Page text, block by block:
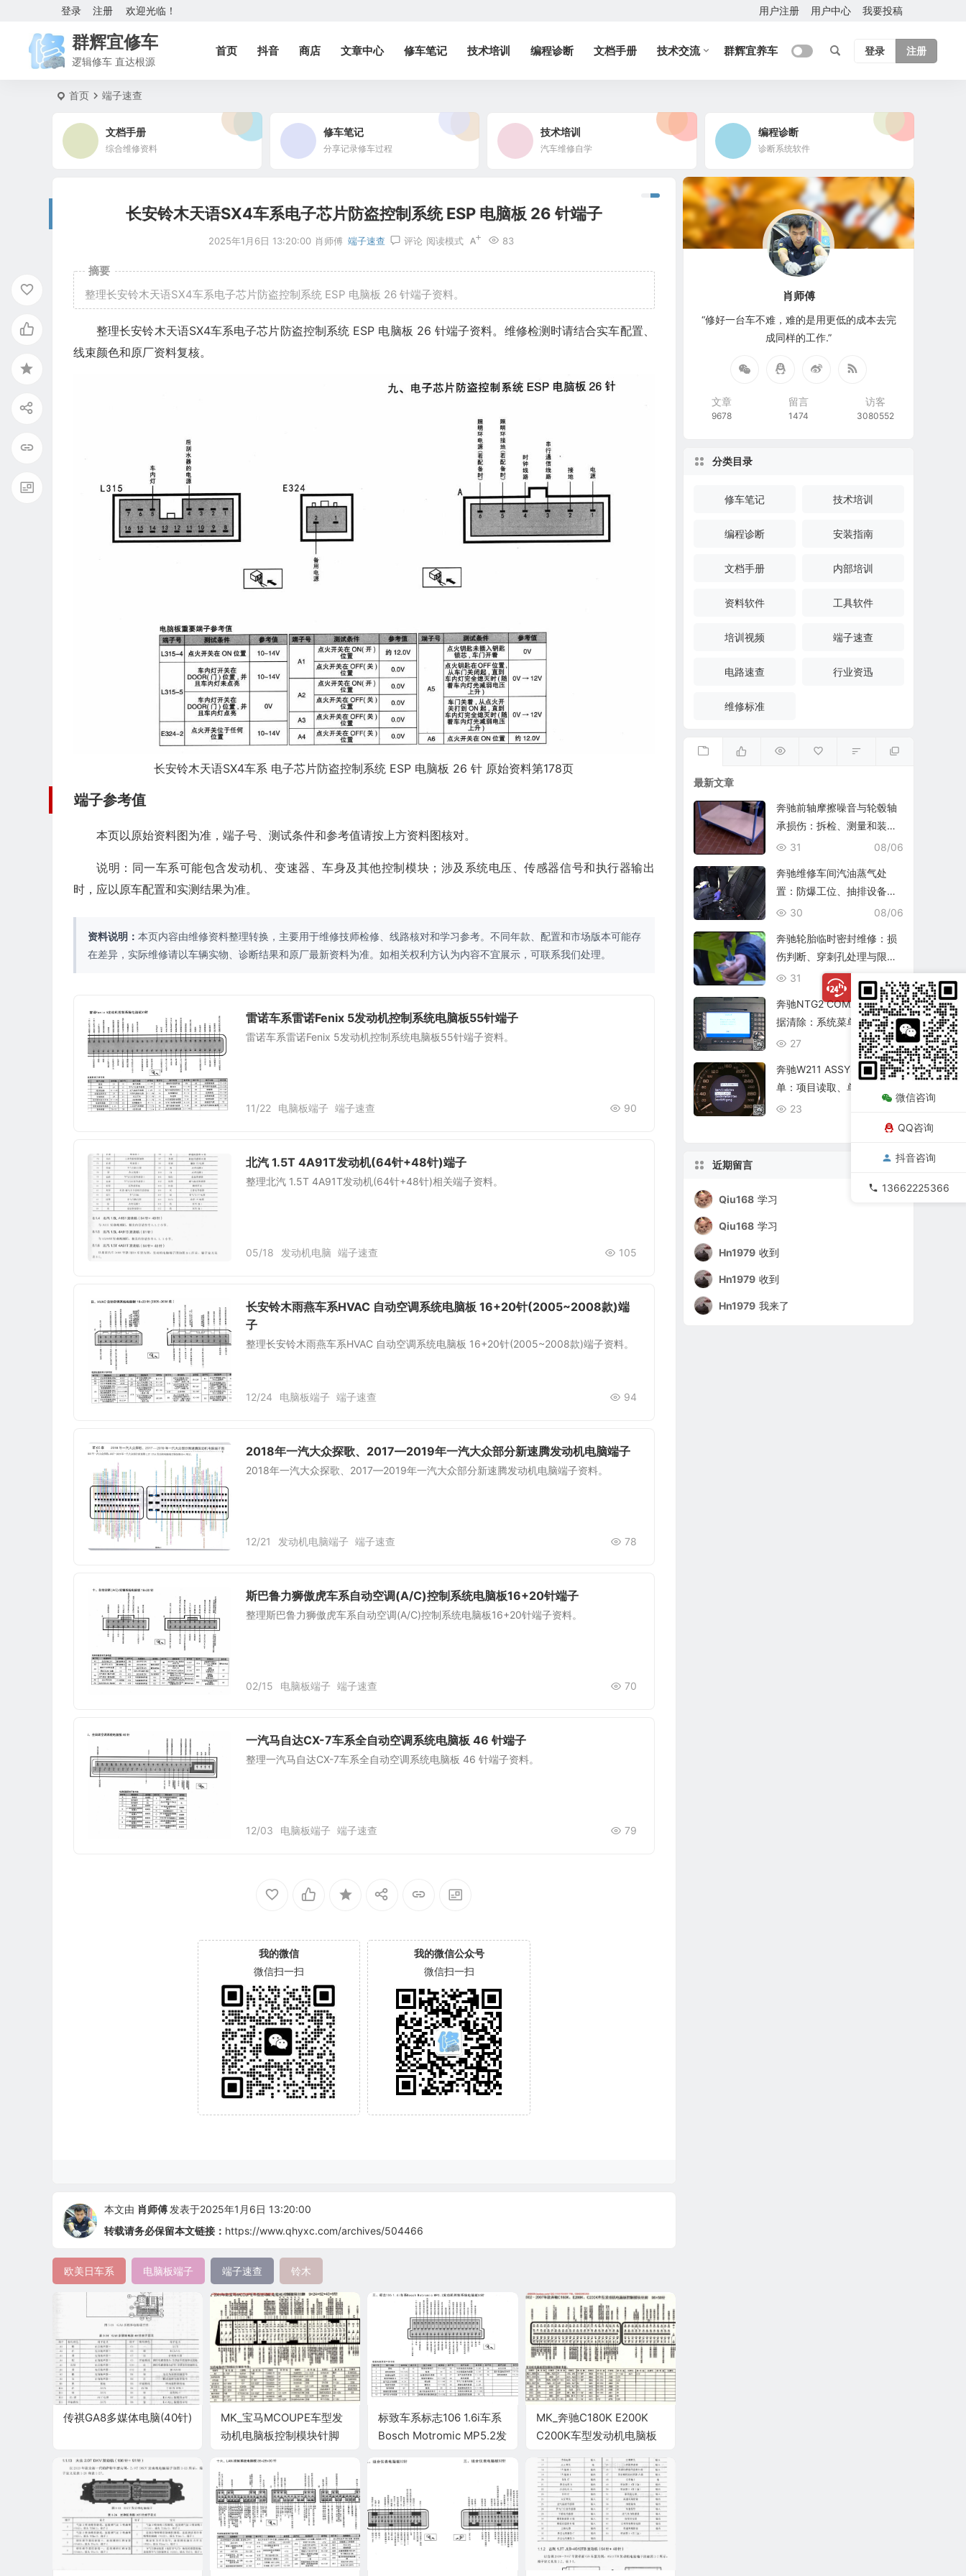
欢迎光临！
登录 注册 用户注册 用户中心 我要投稿
群辉宜修车
逻辑修车 直达根源
首页 抖音 商店 文章中心 修车笔记 技术培训 编程诊断 文档手册 技术交流 群辉宜养车 登录 注册
首页 端子速查
文档手册
综合维修资料
修车笔记
分享记录修车过程
技术培训
汽车维修自学
编程诊断
诊断系统软件
长安铃木天语SX4车系电子芯片防盗控制系统 ESP 电脑板 26 针端子
2025年1月6日 13:20:00 肖师傅 端子速查 评论 83
阅读模式
摘要
整理长安铃木天语SX4车系电子芯片防盗控制系统 ESP 电脑板 26 针端子资料。
整理长安铃木天语SX4车系电子芯片防盗控制系统 ESP 电脑板 26 针端子资料。维修检测时请结合实车配置、
线束颜色和原厂资料复核。
长安铃木天语SX4车系 电子芯片防盗控制系统 ESP 电脑板 26 针 原始资料第178页
端子参考值
本页以原始资料图为准，端子号、测试条件和参考值请按上方资料图核对。
说明：同一车系可能包含发动机、变速器、车身及其他控制模块；涉及系统电压、传感器信号和执行器输出
时，应以原车配置和实测结果为准。
资料说明： 本页内容由维修资料整理转换，主要用于维修技师检修、线路核对和学习参考。不同年款、配置和市场版本可能存
在差异，实际维修请以车辆实物、诊断结果和原厂最新资料为准。如相关权利方认为内容不宜展示，可联系我们处理。
雷诺车系雷诺Fenix 5发动机控制系统电脑板55针端子
雷诺车系雷诺Fenix 5发动机控制系统电脑板55针端子资料。
11/22 90
电脑板端子 端子速查
北汽 1.5T 4A91T发动机(64针+48针)端子
整理北汽 1.5T 4A91T发动机(64针+48针)相关端子资料。
05/18 105
发动机电脑 端子速查
长安铃木雨燕车系HVAC 自动空调系统电脑板 16+20针(2005~2008款)端
子
整理长安铃木雨燕车系HVAC 自动空调系统电脑板 16+20针(2005~2008款)端子资料。
12/24 94
电脑板端子 端子速查
2018年一汽大众探歌、2017—2019年一汽大众部分新速腾发动机电脑端子
2018年一汽大众探歌、2017—2019年一汽大众部分新速腾发动机电脑端子资料。
12/21 78
发动机电脑端子 端子速查
斯巴鲁力狮傲虎车系自动空调(A/C)控制系统电脑板16+20针端子
整理斯巴鲁力狮傲虎车系自动空调(A/C)控制系统电脑板16+20针端子资料。
02/15 70
电脑板端子 端子速查
一汽马自达CX-7车系全自动空调系统电脑板 46 针端子
整理一汽马自达CX-7车系全自动空调系统电脑板 46 针端子资料。
12/03 79
电脑板端子 端子速查
我的微信
微信扫一扫
我的微信公众号
微信扫一扫
本文由 肖师傅 发表于2025年1月6日 13:20:00
转载请务必保留本文链接： https://www.qhyxc.com/archives/504466
欧美日车系 电脑板端子 端子速查 铃木
传祺GA8多媒体电脑(40针)
MK_宝马MCOUPE车型发
动机电脑板控制模块针脚
标致车系标志106 1.6i车系
Bosch Motromic MP5.2发
MK_奔驰C180K E200K
C200K车型发动机电脑板
子图
肖师傅
“修好一台车不难，难的是用更低的成本去完
成同样的工作.”
文章
9678
留言
1474
访客
3080552
分类目录
修车笔记 技术培训
编程诊断 安装指南
文档手册 内部培训
资料软件 工具软件
培训视频 端子速查
电路速查 行业资迅
维修标准
最新文章
奔驰前轴摩擦噪音与轮毂轴
承损伤：拆检、测量和装复
复查
08/06
31
奔驰维修车间汽油蒸气处
置：防爆工位、抽排设备与
燃油收集
08/06
30
奔驰轮胎临时密封维修：损
伤判断、穿刺孔处理与限速
复查
08/06
31
奔驰NTG2 COMAND个人数
据清除：系统菜单、恢复出
厂与结果确认
08/06
27
奔驰W211 ASSYST保养菜
单：项目读取、单项确认与
复位核查
23
近期留言
Qiu168 学习
Qiu168 学习
Hn1979 收到
Hn1979 收到
Hn1979 我来了
微信咨询
QQ咨询
抖音咨询
13662225366